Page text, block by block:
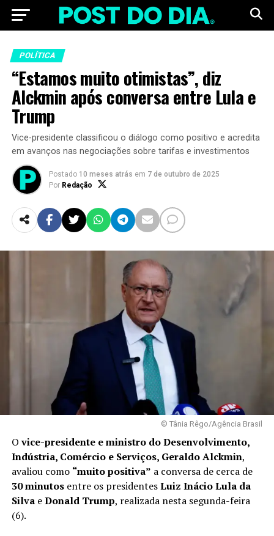
POLÍTICA
“Estamos muito otimistas”, diz
Alckmin após conversa entre Lula e
Trump
Vice-presidente classificou o diálogo como positivo e acredita
em avanços nas negociações sobre tarifas e investimentos
Postado 10 meses atrás em 7 de outubro de 2025
Por Redação
© Tânia Rêgo/Agência Brasil
Ovice-presidente e ministro do Desenvolvimento,
Indústria, Comércio e Serviços, Geraldo Alckmin,
avaliou como “muito positiva” a conversa de cerca de
30 minutosentre os presidentesLuiz Inácio Lula da
SilvaeDonald Trump, realizada nesta segunda-feira
(6).